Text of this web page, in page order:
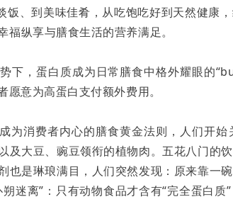
饭、到美味佳肴，从吃饱吃好到天然健康
福纵享与膳食生活的营养满足。
下，蛋白质成为日常膳食中格外耀眼的
愿意为高蛋白支付额外费用。
为消费者内心的膳食黄金法则，人们开
及大豆、豌豆领衔的植物肉。五花八门的
也是琳琅满目，人们突然发现：原来靠一
迷离”：只有动物食品才含有“完全蛋白